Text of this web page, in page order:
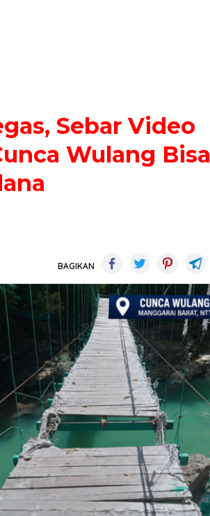
Sebar Video
Wulang Bisa
BAGIKAN